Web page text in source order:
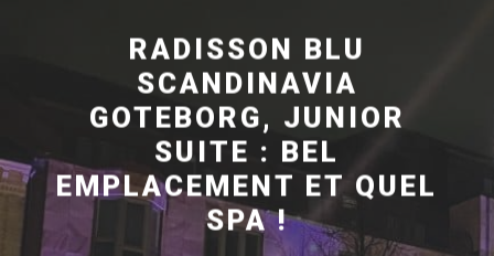
RADISSON BLU
SCANDINAVIA
GOTEBORG, JUNIOR
SUITE : BEL
EMPLACEMENT ET QUEL
SPA !